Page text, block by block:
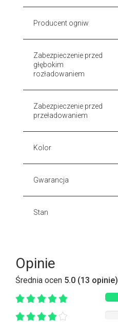
Producent ogniw
Zabezpieczenie przed
głębokim
rozładowaniem
Zabezpieczenie przed
przeładowaniem
Kolor
Gwarancja
Stan
Opinie
Średnia ocen 5.0 (13 opinie)